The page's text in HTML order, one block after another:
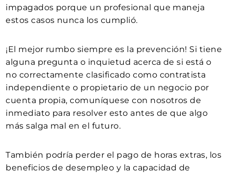
impagados porque un profesional que maneja
estos casos nunca los cumplió.
¡El mejor rumbo siempre es la prevención! Si tiene
alguna pregunta o inquietud acerca de si está o
no correctamente clasificado como contratista
independiente o propietario de un negocio por
cuenta propia, comuníquese con nosotros de
inmediato para resolver esto antes de que algo
más salga mal en el futuro.
También podría perder el pago de horas extras, los
beneficios de desempleo y la capacidad de